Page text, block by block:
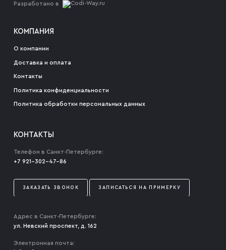
Разработано в
КОМПАНИЯ
О компании
Доставка и оплата
Контакты
Политика конфиденциальности
Политика обработки персональных данных
КОНТАКТЫ
Телефон в Санкт-Петербурге:
+7 921-302-47-86
ЗАКАЗАТЬ ЗВОНОК ЗАПИСАТЬСЯ НА ПРИМЕРКУ
Адрес в Санкт-Петербурге:
ул. Невский проспект, д. 162
Электронная почта: